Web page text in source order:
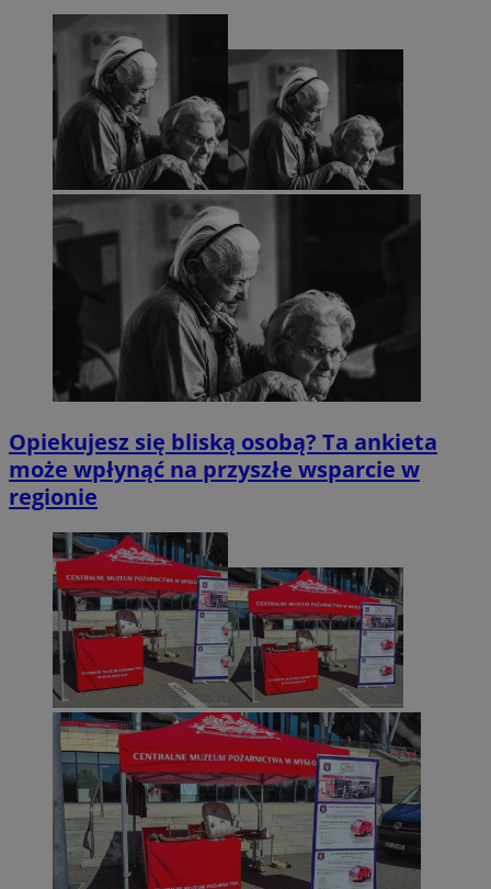
Opiekujesz się bliską osobą? Ta ankieta
może wpłynąć na przyszłe wsparcie w
regionie